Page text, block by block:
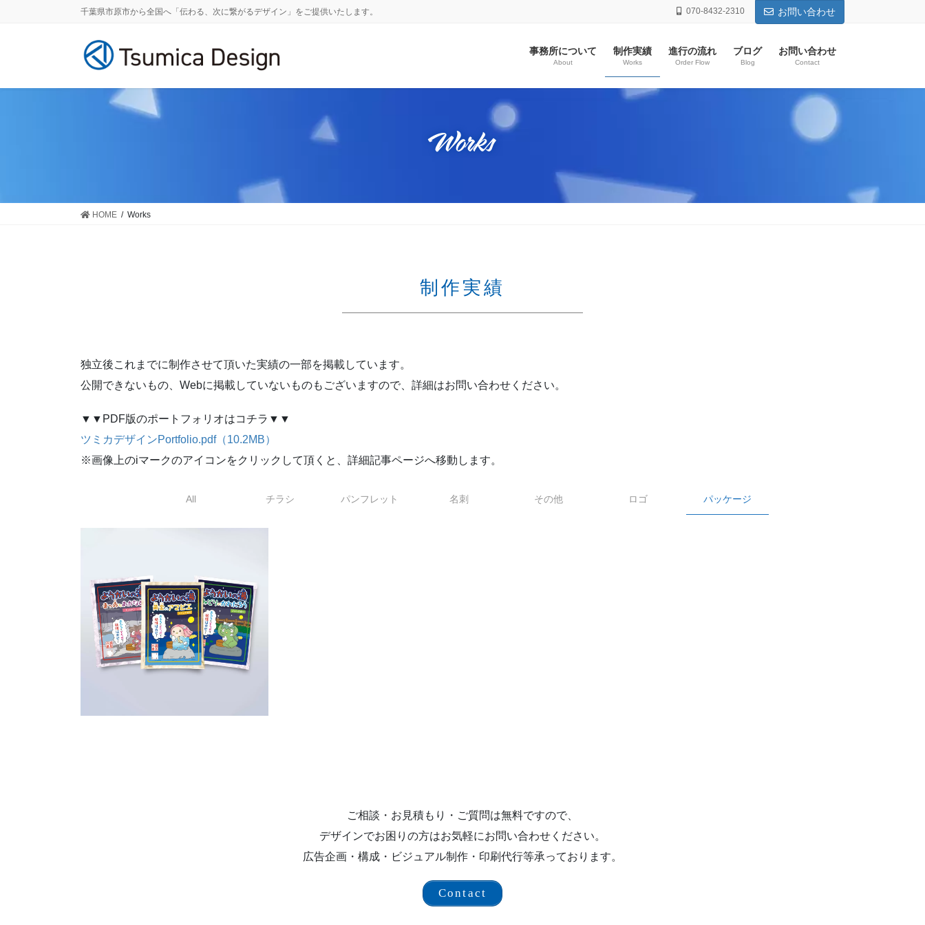
へ
ョ
千葉県市原市から全国へ「伝わる、次に繋がるデザイン」をご提供いたします。 070-8432-2310 お問い合わせ
事務所について
About
制作実績
Works
進行の流れ
Order Flow
ブログ
Blog
お問い合わせ
Contact
Works
HOME Works
制作実績
独立後これまでに制作させて頂いた実績の一部を掲載しています。
公開できないもの、Webに掲載していないものもございますので、詳細はお問い合わせください。
▼▼PDF版のポートフォリオはコチラ▼▼
ツミカデザインPortfolio.pdf（10.2MB）
※画像上のiマークのアイコンをクリックして頂くと、詳細記事ページへ移動します。
All チラシ パンフレット 名刺 その他 ロゴ パッケージ
ご相談・お見積もり・ご質問は無料ですので、
デザインでお困りの方はお気軽にお問い合わせください。
広告企画・構成・ビジュアル制作・印刷代行等承っております。
Contact